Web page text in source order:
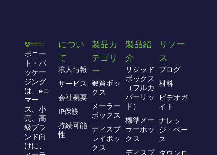
ボニー
ト・パ
ッケー
ジング
は、eコ
マー
ス、小
売、高
級ブラ
ンド向
けに、
につい
て
求人情報
サービス
会社概要
IP保護
持続可能
性
製品カ
テゴリ
ー
硬質ボッ
クス
メーラー
ボックス
ディスプ
レイボッ
クス
製品紹
介
リジッド
ボックス
（フルカ
バーリッ
ド）
標準メー
ラーボッ
クス
ディスプ
リソー
ス
ブログ
材料
ビデオガ
イド
ナレッ
ジ・ベー
ス
ダウンロ